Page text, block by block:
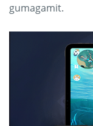
gumagamit.